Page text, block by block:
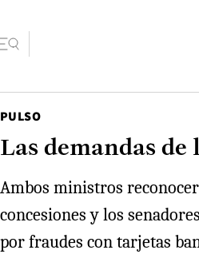
PULSO
Las demandas
Ambos ministros
concesiones y los
por fraudes con tarjetas